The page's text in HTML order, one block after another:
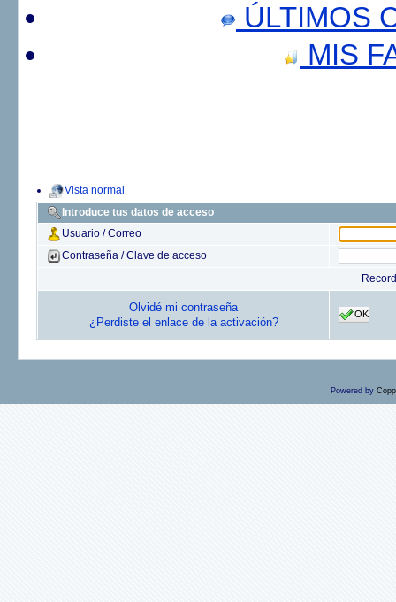
ÚLTIMOS
MIS
Vista normal
Introduce tus datos de acceso
Usuario / Correo
Contraseña / Clave de acceso
Olvidé mi contraseña
¿Perdiste el enlace de la activación?
OK
Powered by